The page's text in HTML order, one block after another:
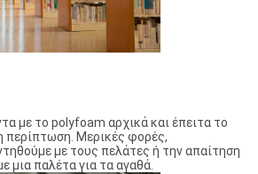
με το polyfoam αρχικά και έπειτα το
περίπτωση. Μερικές φορές,
με τους πελάτες ή την απαίτηση
μια παλέτα για τα αγαθά.